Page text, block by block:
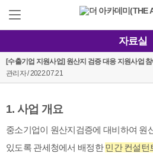
자료실
[수출기업 지원사업] 원산지 검증 대응 지원사업
관리자 / 2022.07.21
1. 사업 개요
중소기업이 원산지검증에 대비하여 원
있도록 관세청에서 배정한 민간 컨설턴